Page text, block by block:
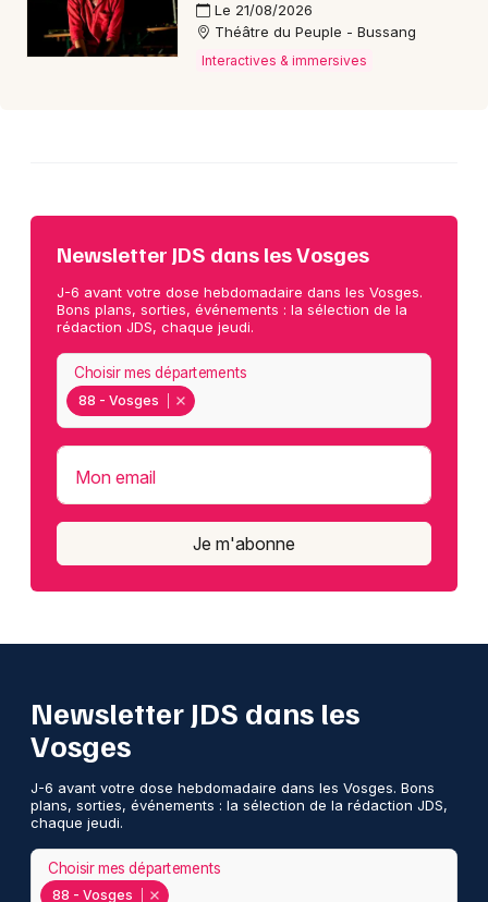
Le 21/08/2026
Théâtre du Peuple - Bussang
Interactives & immersives
Newsletter JDS dans les Vosges
J-6 avant votre dose hebdomadaire dans les Vosges.
Bons plans, sorties, événements : la sélection de la
rédaction JDS, chaque jeudi.
88 - Vosges
Choisir mes départements
Mon email
Je m'abonne
Newsletter JDS dans les
Vosges
J-6 avant votre dose hebdomadaire dans les Vosges. Bons
plans, sorties, événements : la sélection de la rédaction JDS,
chaque jeudi.
88 - Vosges
Choisir mes départements